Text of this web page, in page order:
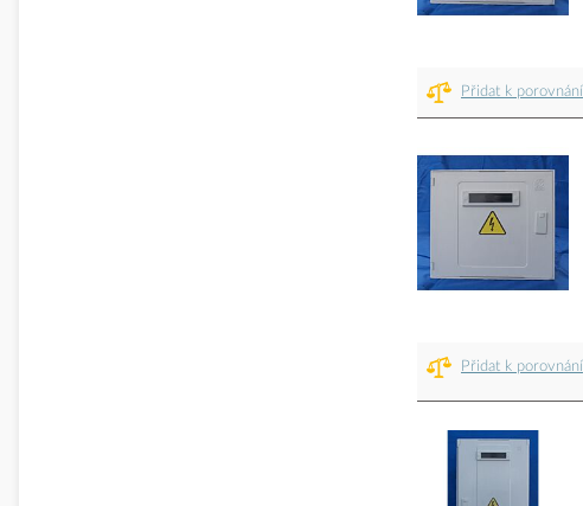
Přidat k porovnání
Přidat k porovnání